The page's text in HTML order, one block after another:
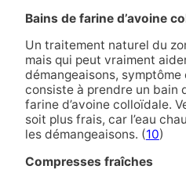
Bains de farine d’avoine
Un traitement naturel du
mais qui peut vraiment
démangeaisons,
consiste à prendre un bain
farine d’avoine colloïdale.
soit plus frais, car l’eau
les démangeaisons. (10)
Compresses fraîches